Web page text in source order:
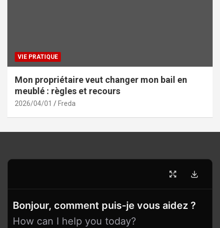
VIE PRATIQUE
Mon propriétaire veut changer mon bail en
meublé : règles et recours
2026/04/01 Freda
Bonjour, comment puis-je vous aidez ?
How can I help you today?